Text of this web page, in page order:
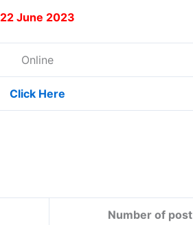
22 June 2023
Online
Click Here
Number of post